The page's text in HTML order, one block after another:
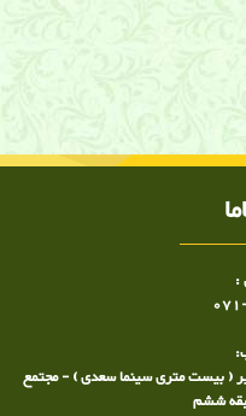
پزشکی, تعرفه ویزیت پزشکان
:
( بیست متری سینما سعدی ) - مجتمع
ششم